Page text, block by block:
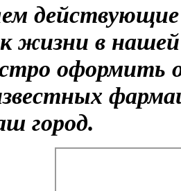
жизни в
оформить
город.